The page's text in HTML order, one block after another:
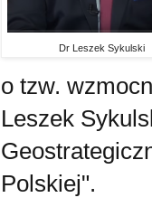
Dr Leszek Sykulski
o tzw.
Leszek
Polskiej".